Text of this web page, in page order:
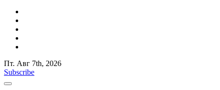
Пт. Авг 7th, 2026
Subscribe